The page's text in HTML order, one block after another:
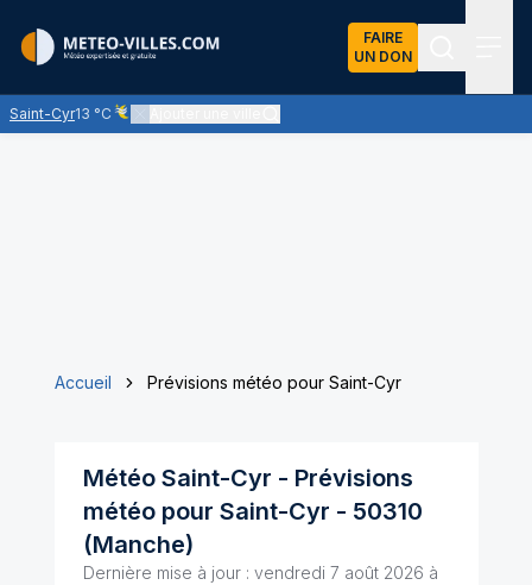
FAIRE
UN DON
Saint-Cyr13 °C
Ciel voilé par des nuages d'altitude, ternissant plus ou
Accueil Prévisions météo pour Saint-Cyr
Météo Saint-Cyr - Prévisions
météo pour Saint-Cyr - 50310
(Manche)
Dernière mise à jour : vendredi 7 août 2026 à